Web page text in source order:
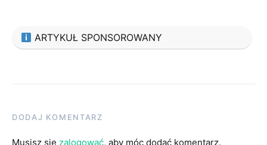
ARTYKUŁ SPONSOROWANY
DODAJ KOMENTARZ
Musisz się zalogować, aby móc dodać komentarz.